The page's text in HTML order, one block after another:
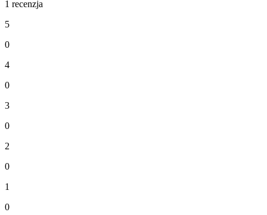
1 recenzja
5
0
4
0
3
0
2
0
1
0